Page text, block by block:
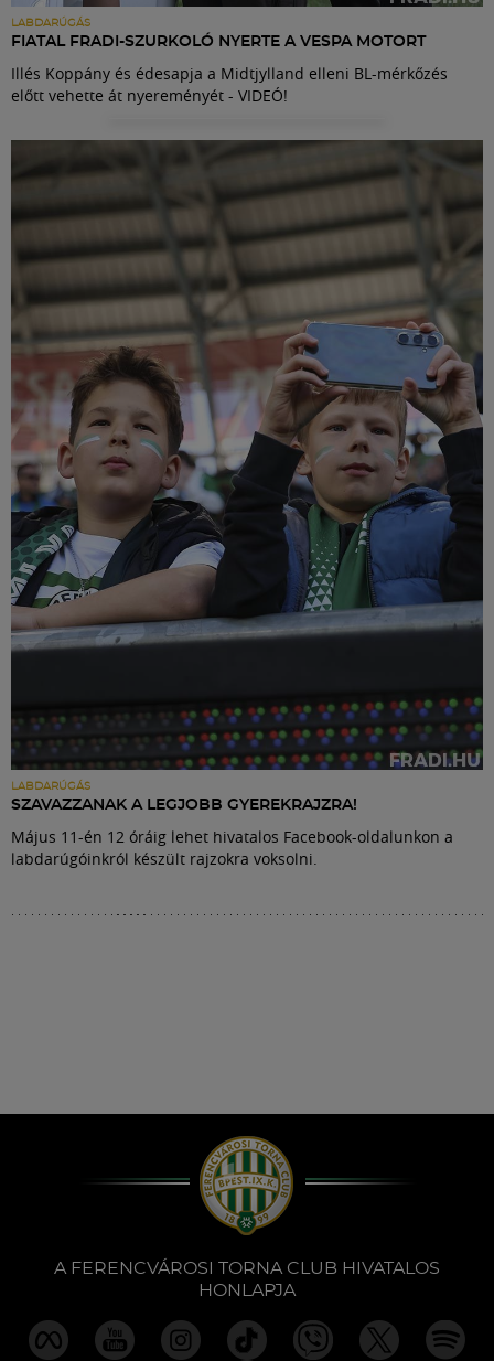
LABDARÚGÁS
FIATAL FRADI-SZURKOLÓ NYERTE A VESPA MOTORT
Illés Koppány és édesapja a Midtjylland elleni BL-mérkőzés
előtt vehette át nyereményét - VIDEÓ!
LABDARÚGÁS
SZAVAZZANAK A LEGJOBB GYEREKRAJZRA!
Május 11-én 12 óráig lehet hivatalos Facebook-oldalunkon a
labdarúgóinkról készült rajzokra voksolni.
A FERENCVÁROSI TORNA CLUB HIVATALOS
HONLAPJA